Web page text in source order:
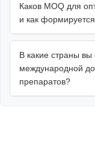
Каков MOQ для
и как
В какие страны вы
международной
препаратов?